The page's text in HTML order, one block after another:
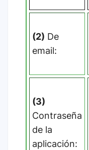
(2) De
email:
(3)
Contraseña
de la
aplicación: